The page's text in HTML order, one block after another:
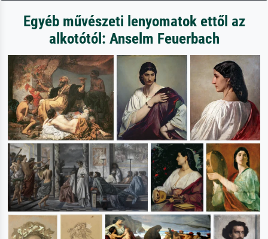
Egyéb művészeti lenyomatok ettől az
alkotótól: Anselm Feuerbach